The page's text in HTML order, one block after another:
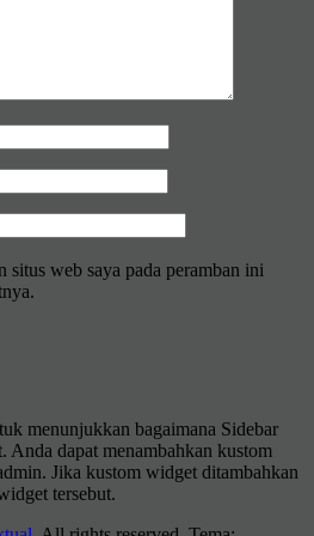
situs web saya pada peramban ini
menunjukkan bagaimana Sidebar
Anda dapat menambahkan kustom
Jika kustom widget ditambahkan
tersebut.